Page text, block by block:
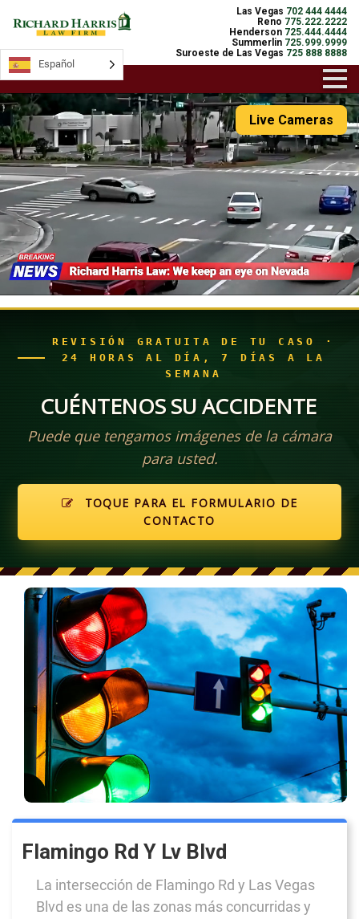
Las Vegas 702 444 4444
Reno 775.222.2222
Henderson 725.444.4444
Summerlin 725.999.9999
Suroeste de Las Vegas 725 888 8888
Live Cameras
REVISIÓN GRATUITA DE TU CASO ·
24 HORAS AL DÍA, 7 DÍAS A LA
SEMANA
CUÉNTENOS SU ACCIDENTE
Puede que tengamos imágenes de la cámara
para usted.
TOQUE PARA EL FORMULARIO DE
CONTACTO
Flamingo Rd Y Lv Blvd
La intersección de Flamingo Rd y Las Vegas
Blvd es una de las zonas más concurridas y
Español
Español